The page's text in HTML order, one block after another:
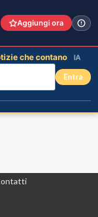
Aggiungi ora
che contano IA
Entra